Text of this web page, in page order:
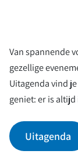
Van spannende
gezellige
Uitagenda vind
geniet: er is
Uitagenda